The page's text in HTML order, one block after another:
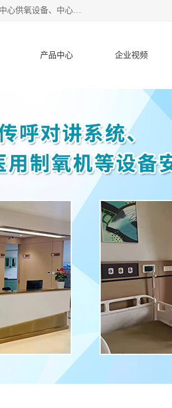
苏信智能科技（苏州）有限公司致力于为各种规模的医院提供医用集中供氧、护理院中心供氧设备带、医用中心供氧设备、中心供氧系统安装、医院中心供氧系统报价等“一条龙”服务。
产品中心 企业视频